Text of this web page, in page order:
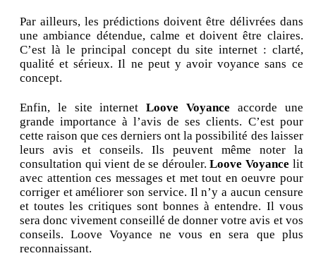
Par ailleurs, les prédictions doivent être délivrées dans
une ambiance détendue, calme et doivent être claires.
C’est là le principal concept du site internet : clarté,
qualité et sérieux. Il ne peut y avoir voyance sans ce
concept.
Enfin, le site internetLoove Voyance accorde une
grande importance à l’avis de ses clients. C’est pour
cette raison que ces derniers ont la possibilité des laisser
leurs avis et conseils. Ils peuvent même noter la
consultation qui vient de se dérouler.Loove Voyance lit
avec attention ces messages et met tout en oeuvre pour
corriger et améliorer son service. Il n’y a aucun censure
et toutes les critiques sont bonnes à entendre. Il vous
sera donc vivement conseillé de donner votre avis et vos
conseils. Loove Voyance ne vous en sera que plus
reconnaissant.